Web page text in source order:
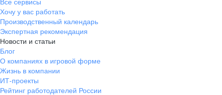
Хочу у вас работать
Производственный календарь
Экспертная рекомендация
Новости и статьи
Блог
О компаниях в игровой форме
Жизнь в компании
ИТ-проекты
Рейтинг работодателей России